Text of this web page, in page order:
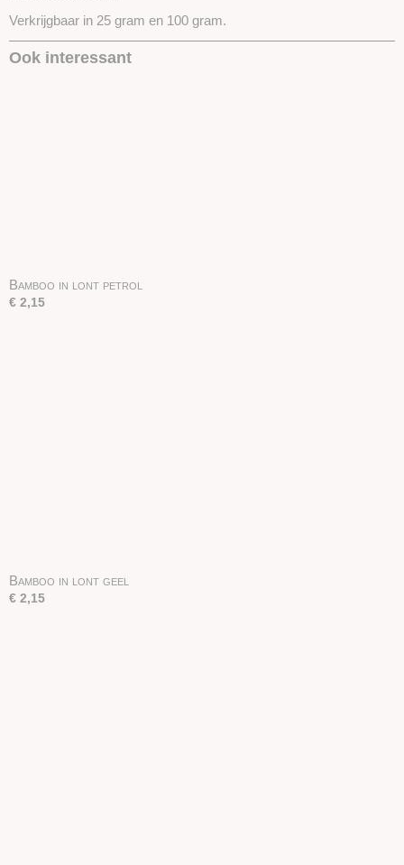
Verkrijgbaar in 25 gram en 100 gram.
Ook interessant
Bamboo in lont petrol
€ 2,15
Bamboo in lont geel
€ 2,15